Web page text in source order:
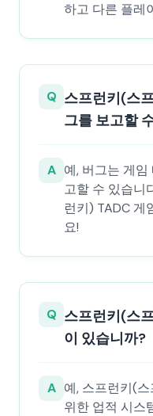
하고 다른 플레
Q 스프런키(스
그를 보고할
A 예, 버그는 게
고할 수 있습니
런키) TADC 게
요!
Q 스프런키(스
이 있습니까?
A 예, 스프런키(
위한 업적 시스